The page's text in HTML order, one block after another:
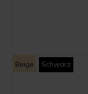
Beige Schwarz